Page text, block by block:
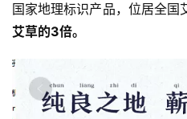
高
僧
国家地理标识产品，位居全国
艾草的3倍。